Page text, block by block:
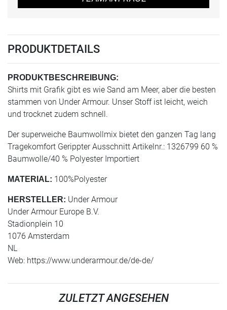
PRODUKTDETAILS
PRODUKTBESCHREIBUNG:
Shirts mit Grafik gibt es wie Sand am Meer, aber die besten
stammen von Under Armour. Unser Stoff ist leicht, weich
und trocknet zudem schnell.
Der superweiche Baumwollmix bietet den ganzen Tag lang
Tragekomfort Gerippter Ausschnitt Artikelnr.: 1326799 60 %
Baumwolle/40 % Polyester Importiert
MATERIAL: 100%Polyester
HERSTELLER: Under Armour
Under Armour Europe B.V.
Stadionplein 10
1076 Amsterdam
NL
Web: https://www.underarmour.de/de-de/
ZULETZT ANGESEHEN